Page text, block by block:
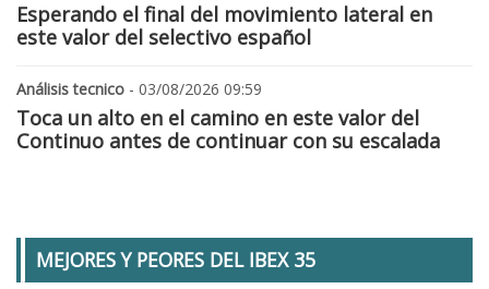
Esperando el final del movimiento lateral en
este valor del selectivo español
Análisis tecnico - 03/08/2026 09:59
Toca un alto en el camino en este valor del
Continuo antes de continuar con su escalada
MEJORES Y PEORES DEL IBEX 35